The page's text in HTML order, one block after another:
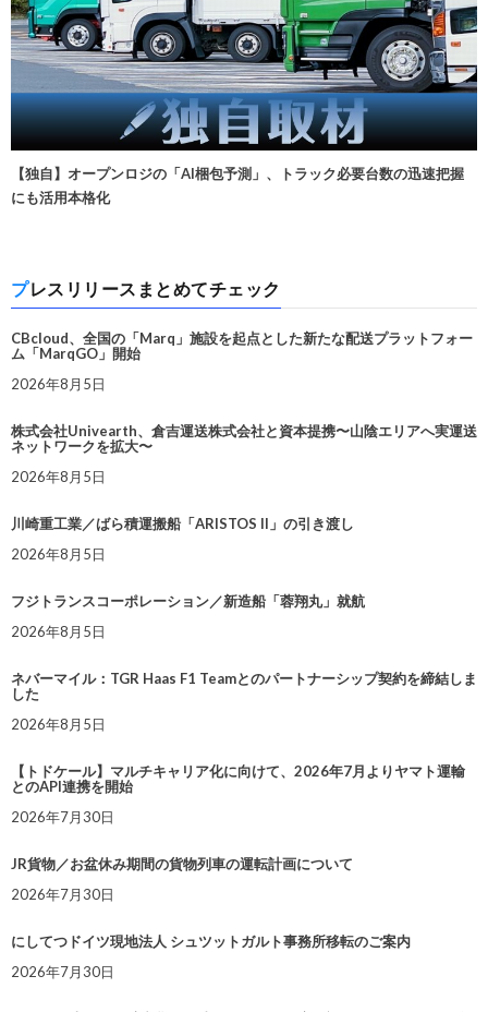
【独自】オープンロジの「AI梱包予測」、トラック必要台数の迅速把握
にも活用本格化
プレスリリースまとめてチェック
CBcloud、全国の「Marq」施設を起点とした新たな配送プラットフォー
ム「MarqGO」開始
2026年8月5日
株式会社Univearth、倉吉運送株式会社と資本提携〜山陰エリアへ実運送
ネットワークを拡大〜
2026年8月5日
川崎重工業／ばら積運搬船「ARISTOS II」の引き渡し
2026年8月5日
フジトランスコーポレーション／新造船「蓉翔丸」就航
2026年8月5日
ネバーマイル：TGR Haas F1 Teamとのパートナーシップ契約を締結しま
した
2026年8月5日
【トドケール】マルチキャリア化に向けて、2026年7月よりヤマト運輸
とのAPI連携を開始
2026年7月30日
JR貨物／お盆休み期間の貨物列車の運転計画について
2026年7月30日
にしてつドイツ現地法人 シュツットガルト事務所移転のご案内
2026年7月30日